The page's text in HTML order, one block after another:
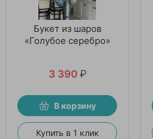
Букет из шаров
«Голубое серебро»
3 390 ₽
В корзину
Купить в 1 клик